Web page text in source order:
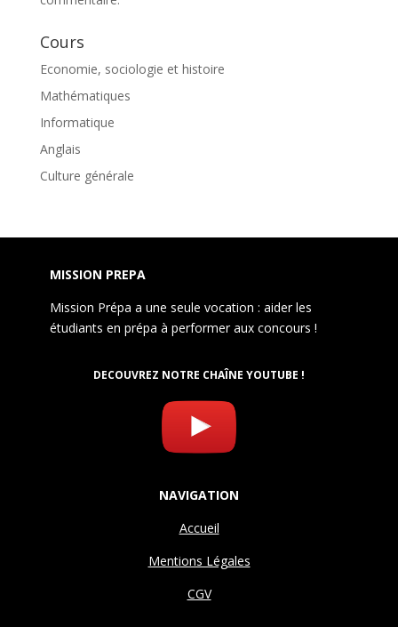
Cours
Economie, sociologie et histoire
Mathématiques
Informatique
Anglais
Culture générale
MISSION PREPA
Mission Prépa a une seule vocation : aider les
étudiants en prépa à performer aux concours !
DECOUVREZ NOTRE CHAÎNE YOUTUBE !
NAVIGATION
Accueil
Mentions Légales
CGV